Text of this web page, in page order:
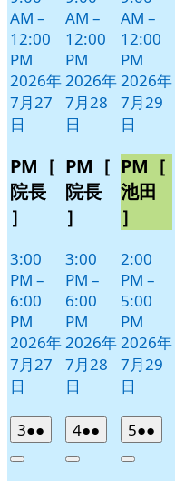
AM –
12:00
PM
2026年
7月27
日
PM［
院長
］
3:00
PM –
6:00
PM
2026年
7月27
日
AM –
12:00
PM
2026年
7月28
日
PM［
院長
］
3:00
PM –
6:00
PM
2026年
7月28
日
AM –
12:00
PM
2026年
7月29
日
PM［
池田
］
2:00
PM –
5:00
PM
2026年
7月29
日
32026
年
●●
件
Close
42026
年
●●
件
Close
52026
年
●●
件
Close